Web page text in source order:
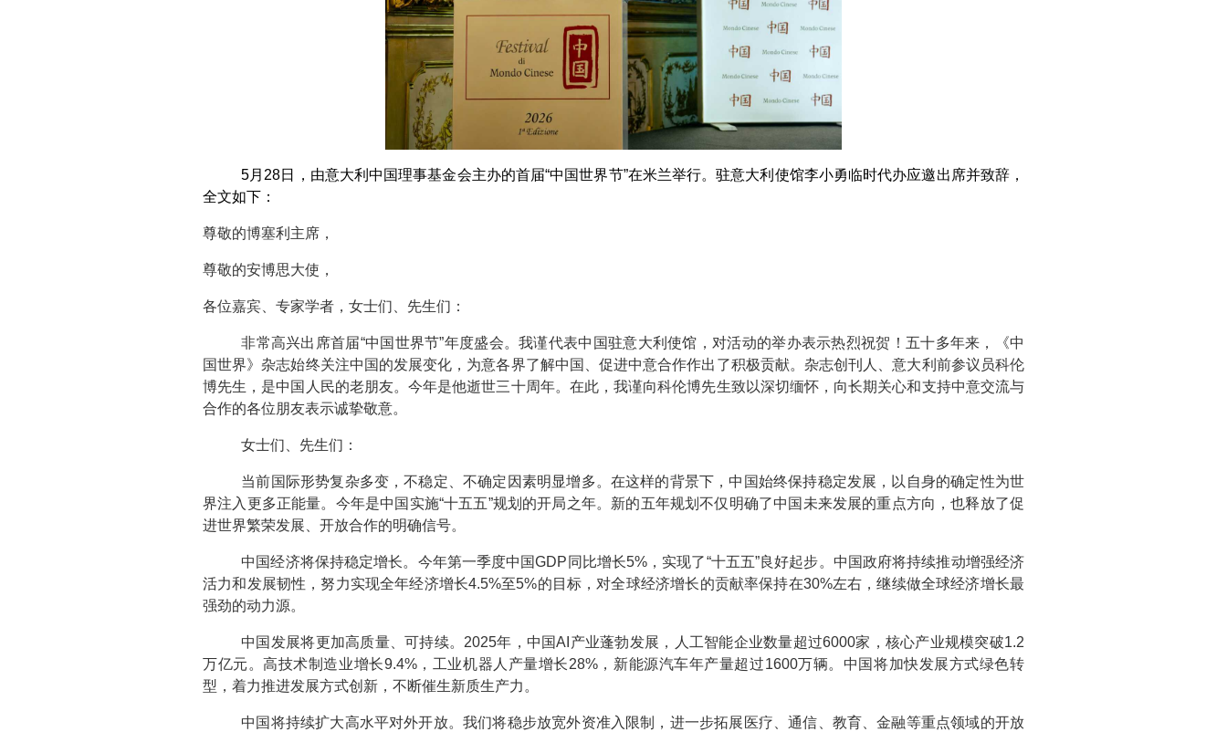
5月28日，由意大利中国理事基金会主办的首届“中国世界节”在米兰举行。驻意大利使馆李小勇临时代办应邀出席并致辞，
全文如下：
尊敬的博塞利主席，
尊敬的安博思大使，
各位嘉宾、专家学者，女士们、先生们：
非常高兴出席首届“中国世界节”年度盛会。我谨代表中国驻意大利使馆，对活动的举办表示热烈祝贺！五十多年来，《中
国世界》杂志始终关注中国的发展变化，为意各界了解中国、促进中意合作作出了积极贡献。杂志创刊人、意大利前参议员科伦
博先生，是中国人民的老朋友。今年是他逝世三十周年。在此，我谨向科伦博先生致以深切缅怀，向长期关心和支持中意交流与
合作的各位朋友表示诚挚敬意。
女士们、先生们：
当前国际形势复杂多变，不稳定、不确定因素明显增多。在这样的背景下，中国始终保持稳定发展，以自身的确定性为世
界注入更多正能量。今年是中国实施“十五五”规划的开局之年。新的五年规划不仅明确了中国未来发展的重点方向，也释放了促
进世界繁荣发展、开放合作的明确信号。
中国经济将保持稳定增长。今年第一季度中国GDP同比增长5%，实现了“十五五”良好起步。中国政府将持续推动增强经济
活力和发展韧性，努力实现全年经济增长4.5%至5%的目标，对全球经济增长的贡献率保持在30%左右，继续做全球经济增长最
强劲的动力源。
中国发展将更加高质量、可持续。2025年，中国AI产业蓬勃发展，人工智能企业数量超过6000家，核心产业规模突破1.2
万亿元。高技术制造业增长9.4%，工业机器人产量增长28%，新能源汽车年产量超过1600万辆。中国将加快发展方式绿色转
型，着力推进发展方式创新，不断催生新质生产力。
中国将持续扩大高水平对外开放。我们将稳步放宽外资准入限制，进一步拓展医疗、通信、教育、金融等重点领域的开放